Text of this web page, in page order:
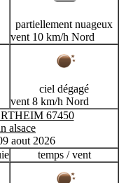
partiellement nuageux
vent 10 km/h Nord
ciel dégagé
vent 8 km/h Nord
67450
alsace
aout 2026
temps / vent